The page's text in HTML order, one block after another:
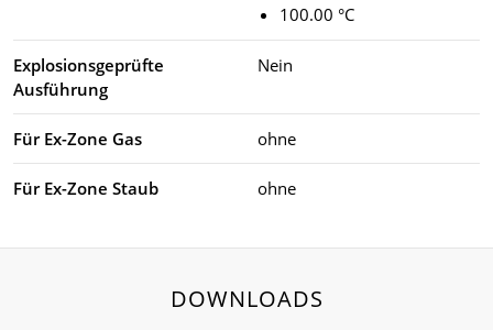
100.00 °C
Explosionsgeprüfte
Ausführung
Nein
Für Ex-Zone Gas ohne
Für Ex-Zone Staub ohne
DOWNLOADS